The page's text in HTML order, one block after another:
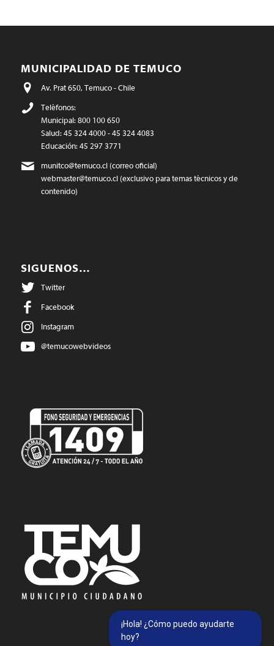
MUNICIPALIDAD DE TEMUCO
Av. Prat 650, Temuco - Chile
Teléfonos:
Municipal: 800 100 650
Salud: 45 324 4000 - 45 324 4083
Educación: 45 297 3771
munitco@temuco.cl(correo oficial)
webmaster@temuco.cl(exclusivo para temas técnicos y de
contenido)
SIGUENOS…
Twitter
Facebook
Instagram
@temucowebvideos
¡Hola! ¿Cómo puedo ayudarte
hoy?